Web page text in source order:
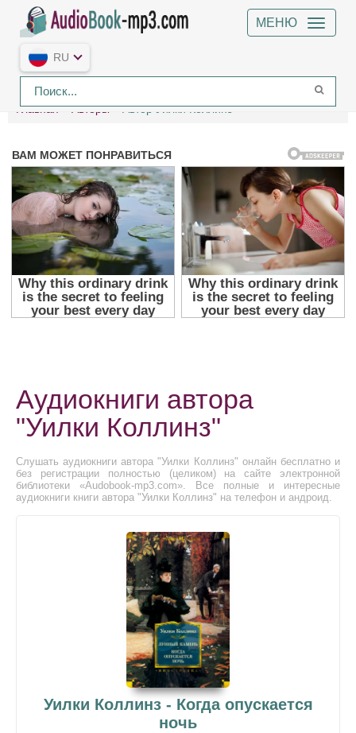
МЕНЮ
RU
Главная Авторы Автор Уилки Коллинз
Аудиокниги автора
"Уилки Коллинз"
Слушать аудиокниги автора "Уилки Коллинз" онлайн бесплатно и
без регистрации полностью (целиком) на сайте электронной
библиотеки «Audobook-mp3.com». Все полные и интересные
аудиокниги книги автора "Уилки Коллинз" на телефон и андроид.
Уилки Коллинз - Когда опускается
ночь